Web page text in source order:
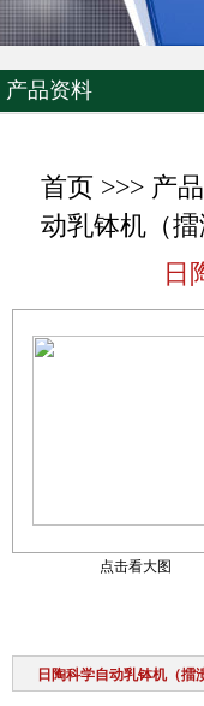
产品资料
首页 >>> 产
动乳钵机（
日
点击看大图
日陶科学自动乳钵机（擂